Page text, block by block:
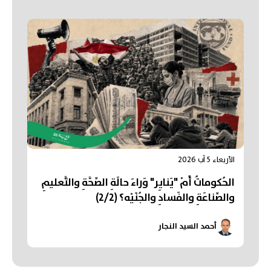
الأربعاء 5 آب 2026
الحُكوماتُ أَمْ "يَنايِر" وَراءَ حالَةِ الصِّحَّةِ والتَّعليمِ
والصِّناعَةِ والفَسادِ والجُنَيْه؟ (2/2)
أحمد السيد النجار